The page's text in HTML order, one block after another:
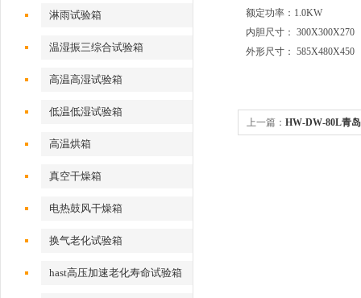
淋雨试验箱
温湿振三综合试验箱
高温高湿试验箱
低温低湿试验箱
高温烘箱
真空干燥箱
电热鼓风干燥箱
换气老化试验箱
hast高压加速老化寿命试验箱
额定功率：1.0KW
内胆尺寸： 300X300X270
外形尺寸： 585X480X450
上一篇： HW-DW-80L青